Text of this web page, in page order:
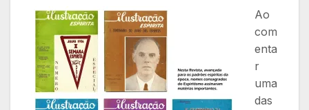
Ao
com
enta
r
uma
das